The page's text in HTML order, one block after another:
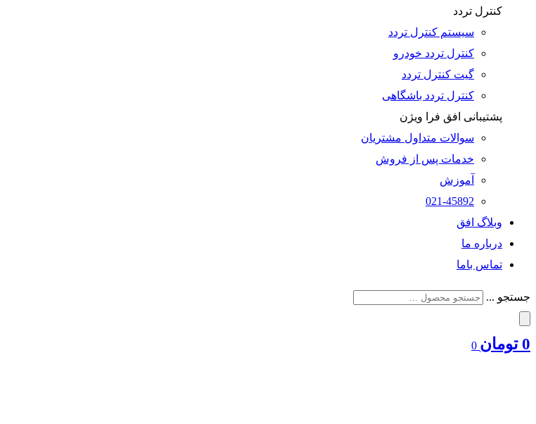
کنترل تردد
سیستم کنترل تردد
کنترل تردد خودرو
گیت کنترل تردد
کنترل تردد باشگاهی
پشتیبانی افق فرا ویژن
سوالات متداول مشتریان
خدمات پس از فروش
آموزش
021-45892
وبلاگ افق
درباره ما
تماس باما
جستجو ...
0 تومان 0